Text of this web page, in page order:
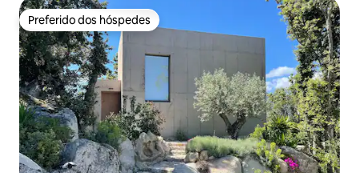
Preferido dos hóspedes
Preferido dos hóspedes